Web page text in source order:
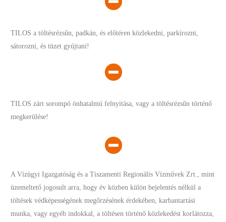
TILOS a töltésrézsűn, padkán, és előtéren közlekedni, parkírozni,
sátorozni, és tüzet gyújtani!
TILOS zárt sorompó önhatalmú felnyitása, vagy a töltésrézsűn történő
megkerülése!
A Vízügyi Igazgatóság és a Tiszamenti Regionális Vízművek Zrt., mint
üzemeltető jogosult arra, hogy év közben külön bejelentés nélkül a
töltések védképességének megőrzésének érdekében, karbantartási
munka, vagy egyéb indokkal, a töltésen történő közlekedést korlátozza,